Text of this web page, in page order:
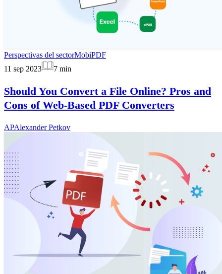
Perspectivas del sectorMobiPDF
11 sep 2023
7 min
Should You Convert a File Online? Pros and
Cons of Web-Based PDF Converters
APAlexander Petkov